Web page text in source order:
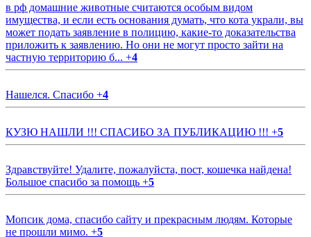
в рф домашние животные считаются особым видом
имущества, и если есть основания думать, что кота украли, вы
может подать заявление в полицию, какие-то доказательства
приложить к заявлению. Но они не могут просто зайти на
частную территорию б... +4
Нашелся. Спасибо +4
КУЗЮ НАШЛИ !!! СПАСИБО ЗА ПУБЛИКАЦИЮ !!! +5
Здравствуйте! Удалите, пожалуйста, пост, кошечка найдена!
Большое спасибо за помощь +5
Мопсик дома, спасибо сайту и прекрасным людям. Которые
не прошли мимо. +5